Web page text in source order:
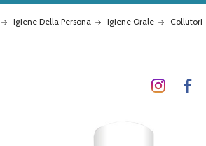
Igiene Della Persona Igiene Orale Collutori